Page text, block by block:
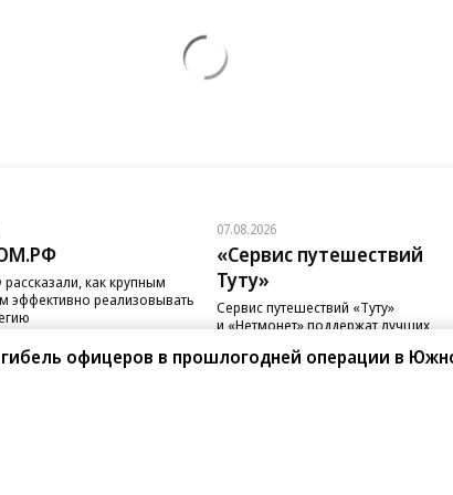
как крупным
эффективно реализовывать
07.08.2026
«Сервис путешествий
Туту»
Сервис путешествий «Туту»
и «Нетмонет» поддержат лучших
гибель офицеров в прошлогодней операции в